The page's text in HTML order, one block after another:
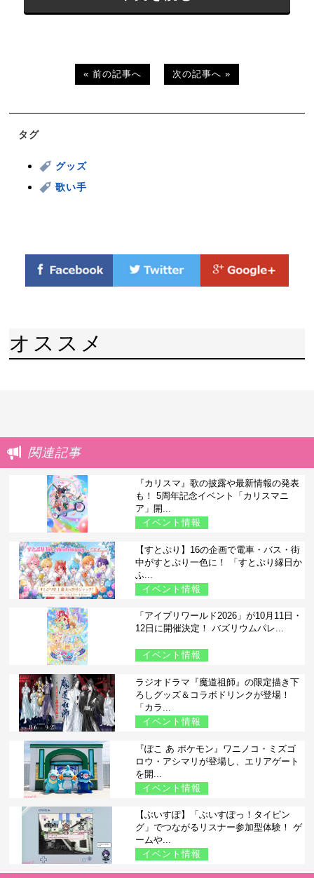
« 前の記事へ 次の記事へ »
タグ
グッズ
歌い手
オススメ
関連記事
『カリスマ』歌の披露や最新情報の発表
も！ 5周年記念イベント「カリスマニ
ア」開...
イベント情報
【すとぷり】16の企画で電車・バス・街
中がすとぷり一色に！ 「すとぷり縁日か
ふ...
イベント情報
「アイプリワールド2026」が10月11日・
12日に開催決定！ バズリウムパレ...
イベント情報
ラジオドラマ『魔道祖師』の限定描き下
ろしグッズ＆コラボドリンクが登場！
「カラ...
イベント情報
『ぽこ あ ポケモン』ワニノコ・ミズゴ
ロウ・アシマリが登場し、エリアゲート
を開...
イベント情報
【ぶいすぽ】「ぶいすぽっ！タイピン
グ」でつながるリスナー参加型体験！ ゲ
ームや...
イベント情報